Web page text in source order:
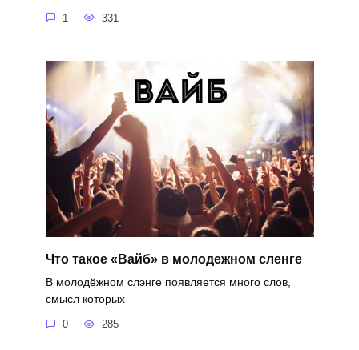
1 331
Что такое «Вайб» в молодежном сленге
В молодёжном слэнге появляется много слов,
смысл которых
0 285